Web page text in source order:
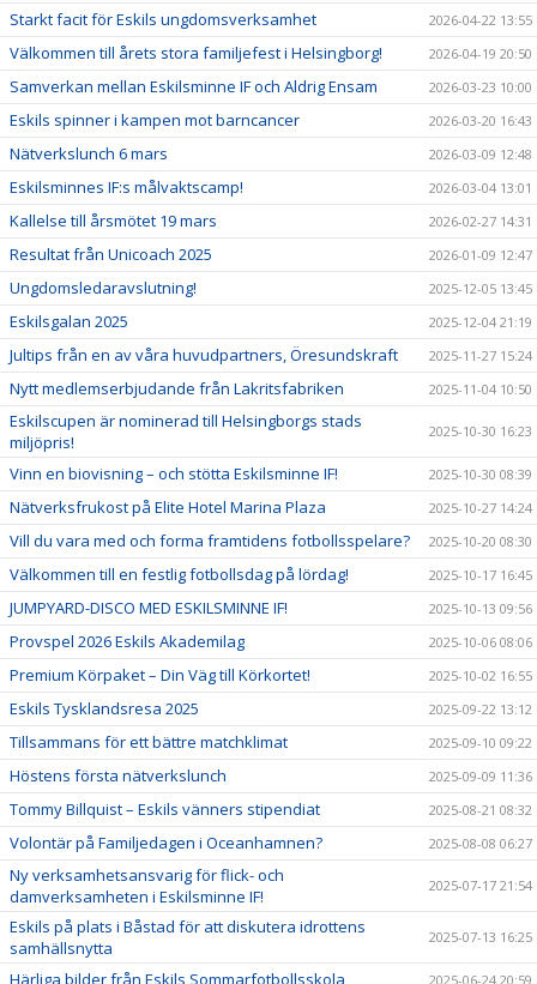
Starkt facit för Eskils ungdomsverksamhet 2026-04-22 13:55
Välkommen till årets stora familjefest i Helsingborg! 2026-04-19 20:50
Samverkan mellan Eskilsminne IF och Aldrig Ensam 2026-03-23 10:00
Eskils spinner i kampen mot barncancer 2026-03-20 16:43
Nätverkslunch 6 mars 2026-03-09 12:48
Eskilsminnes IF:s målvaktscamp! 2026-03-04 13:01
Kallelse till årsmötet 19 mars 2026-02-27 14:31
Resultat från Unicoach 2025 2026-01-09 12:47
Ungdomsledaravslutning! 2025-12-05 13:45
Eskilsgalan 2025 2025-12-04 21:19
Jultips från en av våra huvudpartners, Öresundskraft 2025-11-27 15:24
Nytt medlemserbjudande från Lakritsfabriken 2025-11-04 10:50
Eskilscupen är nominerad till Helsingborgs stads
miljöpris!
2025-10-30 16:23
Vinn en biovisning – och stötta Eskilsminne IF! 2025-10-30 08:39
Nätverksfrukost på Elite Hotel Marina Plaza 2025-10-27 14:24
Vill du vara med och forma framtidens fotbollsspelare? 2025-10-20 08:30
Välkommen till en festlig fotbollsdag på lördag! 2025-10-17 16:45
JUMPYARD-DISCO MED ESKILSMINNE IF! 2025-10-13 09:56
Provspel 2026 Eskils Akademilag 2025-10-06 08:06
Premium Körpaket – Din Väg till Körkortet! 2025-10-02 16:55
Eskils Tysklandsresa 2025 2025-09-22 13:12
Tillsammans för ett bättre matchklimat 2025-09-10 09:22
Höstens första nätverkslunch 2025-09-09 11:36
Tommy Billquist – Eskils vänners stipendiat 2025-08-21 08:32
Volontär på Familjedagen i Oceanhamnen? 2025-08-08 06:27
Ny verksamhetsansvarig för flick- och
damverksamheten i Eskilsminne IF!
2025-07-17 21:54
Eskils på plats i Båstad för att diskutera idrottens
samhällsnytta
2025-07-13 16:25
Härliga bilder från Eskils Sommarfotbollsskola 2025-06-24 20:59